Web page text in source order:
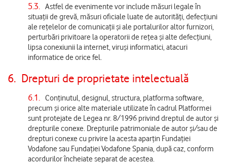
5.3.
Astfel de evenimente vor include măsuri legale în
situații de grevă, măsuri oficiale luate de autorități, defecțiuni
ale rețelelor de comunicații și ale portalurilor altor furnizori,
perturbări privitoare la operatorii de rețea și alte defecțiuni,
lipsa conexiunii la internet, viruși informatici, atacuri
informatice de orice fel.
6. Drepturi de proprietate intelectuală
6.1.
Conținutul, designul, structura, platforma software,
precum şi orice alte materiale utilizate în cadrul Platformei
sunt protejate de Legea nr. 8/1996 privind dreptul de autor şi
drepturile conexe. Drepturile patrimoniale de autor și/sau de
drepturi conexe cu privire la acesta aparțin Fundației
Vodafone sau Fundației Vodafone Spania, după caz, conform
acordurilor încheiate separat de acestea.